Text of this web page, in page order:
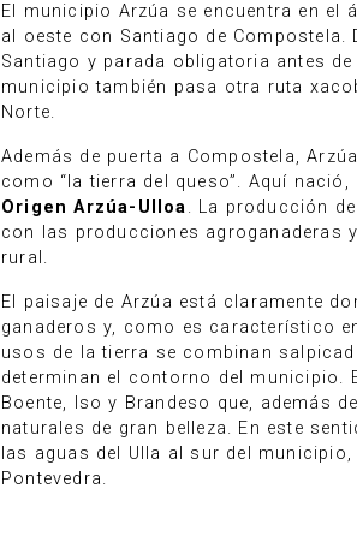
El municipio Arzúa se encuentra en el
al oeste con Santiago de
Santiago y parada obligatoria antes
municipio también pasa otra ruta
Norte.
Además de puerta a Compostela,
como “la tierra del queso”. Aquí
Origen Arzúa-Ulloa. La producción
con las producciones agroganaderas
rural.
El paisaje de Arzúa está claramente
ganaderos y, como es característico
usos de la tierra se combinan
determinan el contorno del municipio.
Boente, Iso y Brandeso que, además
naturales de gran belleza. En este
las aguas del Ulla al sur del
Pontevedra.